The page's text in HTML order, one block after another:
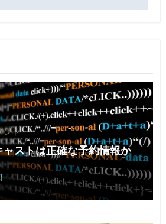
ント
ャストは正確な予約情報か